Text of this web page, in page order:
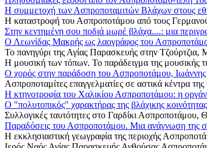
Η συμμετοχή των Ασπροποταμιτών Βλάχων στους
Η καταστροφή του Ασπροποτάμου από τους
Στην κεντημένη σου ποδιά μωρέ βλάχα....: μια
Ο Λεωνίδας Μακρής ως λαογράφος του
Το πανηγύρι της Αγίας Παρασκευής στην Τζούρτζια,
Η μουσική των τόπων. Το παράδειγμα της μουσικής
Ο χορός στην παράδοση του Ασπροποτάμου,
Ασπροποταμίτες επαγγελματίες σε αστικά κέντρα
Η κτηνοτροφία του Χαλικίου Ασπροποτάμου: η
Ο "πολυτοπικός" χαρακτήρας της βλάχικης
Συλλογικές ταυτότητες στο Γαρδίκι Ασπροποτάμου,
Παραδόσεις του Ασπροποτάμου. Μια ανάγνωση της
Η εκκλησιαστική γεωγραφία της περιοχής